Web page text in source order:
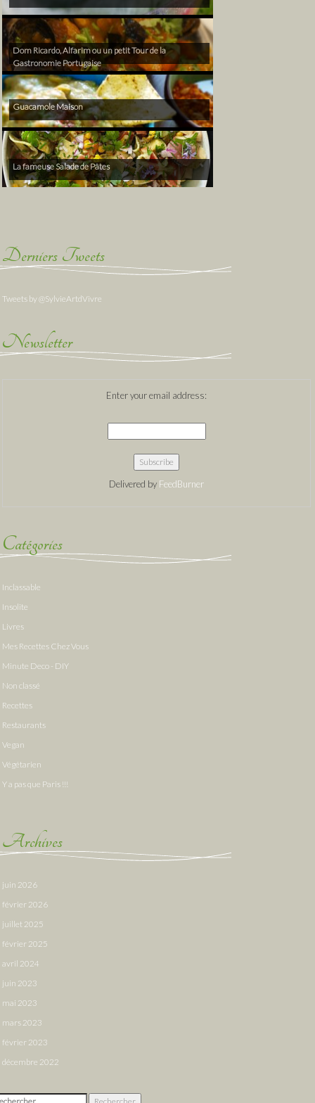
Dom Ricardo, Alfarim ou un petit Tour de la
Gastronomie Portugaise
Guacamole Maison
La fameuse Salade de Pâtes
Derniers Tweets
Tweets by @SylvieArtdVivre
Newsletter
Enter your email address:
Delivered by FeedBurner
Catégories
Inclassable
Insolite
Livres
Mes Recettes Chez Vous
Minute Deco - DIY
Non classé
Recettes
Restaurants
Vegan
Végétarien
Y a pas que Paris !!!
Archives
juin 2026
février 2026
juillet 2025
février 2025
avril 2024
juin 2023
mai 2023
mars 2023
février 2023
décembre 2022
: